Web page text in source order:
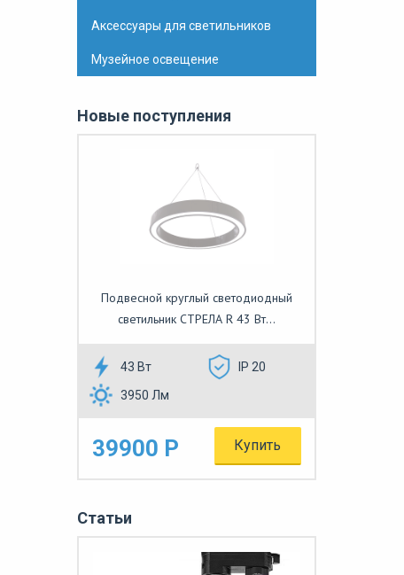
Аксессуары для светильников
Музейное освещение
Новые поступления
Подвесной круглый светодиодный
светильник СТРЕЛА R 43 Вт...
43 Вт
IP 20
3950 Лм
39900 Р Купить
Статьи